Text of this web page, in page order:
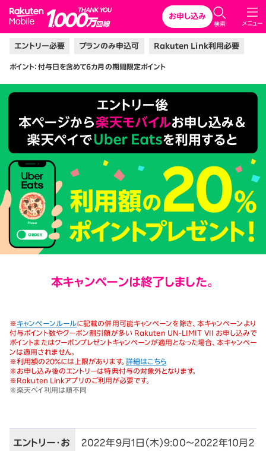
Rakuten Mobile
メニュー
検索
お申し込み
エントリー必要 プランのみ申込可 Rakuten Link利用必要
ポイント：付与日を含めて6カ月の期間限定ポイント
本キャンペーンは終了しました。
※キャンペーンルールに記載の併用可能キャンペーンを除き、本キャンペーンより
付与ポイント数やクーポン割引額が多い Rakuten UN-LIMIT VII お申し込みで
ポイントまたはクーポンプレゼントキャンペーンが適用となった場合、本キャンペー
ンは適用されません。
※利用額の20％には上限があります。 詳細はこちら
※お申し込み後のエントリーは特典付与の対象外となります。
※Rakuten Linkアプリのご利用が必要です。
※楽天ペイ利用は順不同
エントリー・お
2022年9月1日（木）9:00～2022年10月2